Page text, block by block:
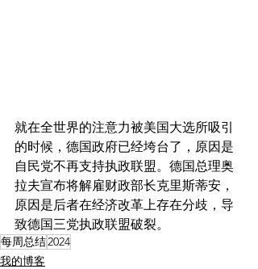
就在全世界的注意力被美国大选所吸引
的时候，德国政府已经垮台了，原因是
自民党不再支持执政联盟。德国总理奥
拉夫宣布将解雇财政部长克里斯蒂安，
原因是后者在经济改革上存在分歧，导
致德国三党执政联盟破裂。
每周总结2024
我的博客